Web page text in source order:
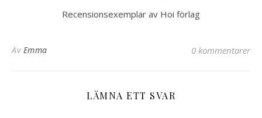
Recensionsexemplar av Hoi förlag
Av Emma 0 kommentarer
LÄMNA ETT SVAR